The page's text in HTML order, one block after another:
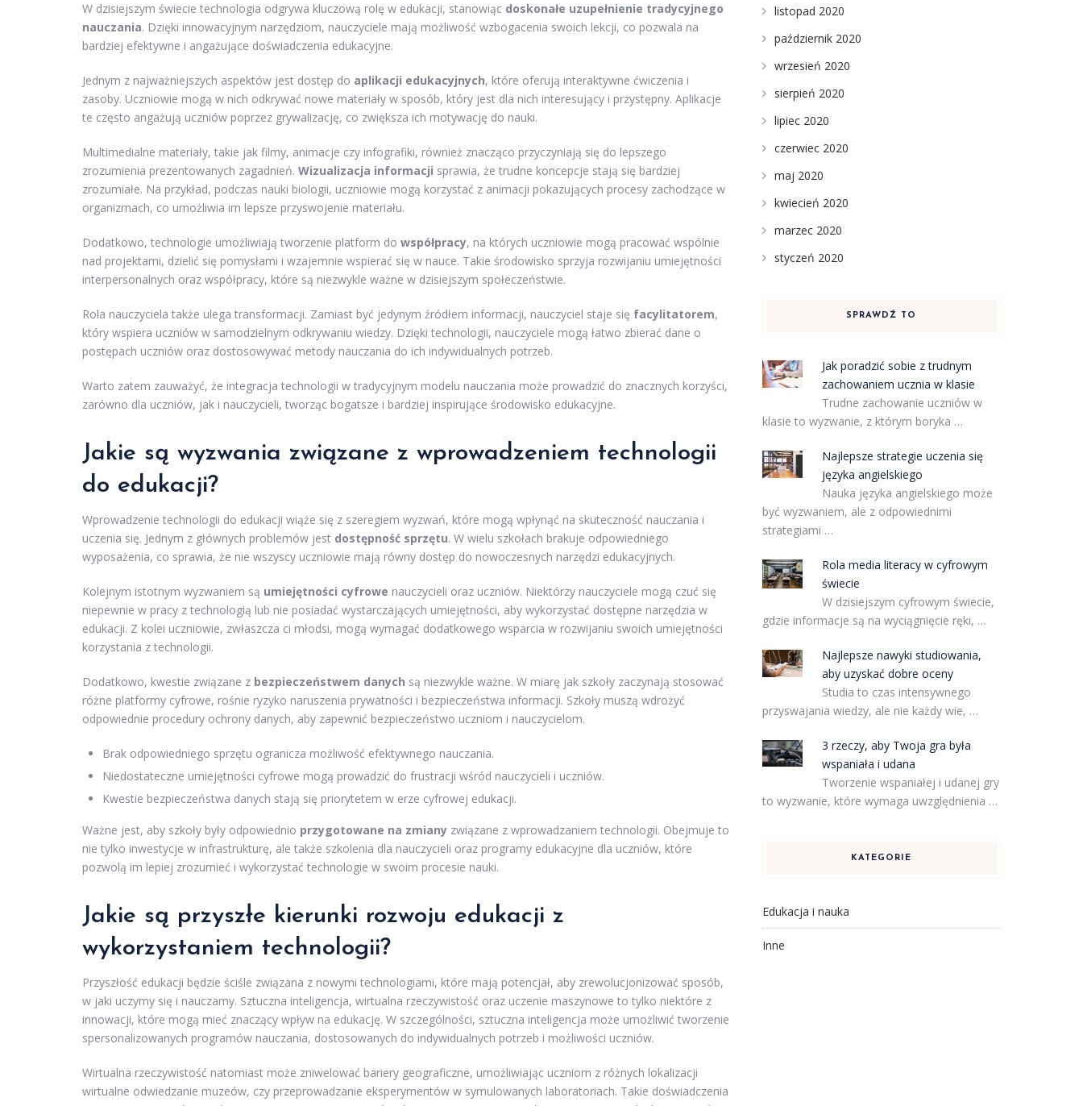
W dzisiejszym świecie technologia odgrywa kluczową rolę w edukacji, stanowiąc doskonałe uzupełnienie tradycyjnego
nauczania. Dzięki innowacyjnym narzędziom, nauczyciele mają możliwość wzbogacenia swoich lekcji, co pozwala na
bardziej efektywne i angażujące doświadczenia edukacyjne.
Jednym z najważniejszych aspektów jest dostęp do aplikacji edukacyjnych, które oferują interaktywne ćwiczenia i
zasoby. Uczniowie mogą w nich odkrywać nowe materiały w sposób, który jest dla nich interesujący i przystępny. Aplikacje
te często angażują uczniów poprzez grywalizację, co zwiększa ich motywację do nauki.
Multimedialne materiały, takie jak filmy, animacje czy infografiki, również znacząco przyczyniają się do lepszego
zrozumienia prezentowanych zagadnień. Wizualizacja informacji sprawia, że trudne koncepcje stają się bardziej
zrozumiałe. Na przykład, podczas nauki biologii, uczniowie mogą korzystać z animacji pokazujących procesy zachodzące w
organizmach, co umożliwia im lepsze przyswojenie materiału.
Dodatkowo, technologie umożliwiają tworzenie platform do współpracy, na których uczniowie mogą pracować wspólnie
nad projektami, dzielić się pomysłami i wzajemnie wspierać się w nauce. Takie środowisko sprzyja rozwijaniu umiejętności
interpersonalnych oraz współpracy, które są niezwykle ważne w dzisiejszym społeczeństwie.
Rola nauczyciela także ulega transformacji. Zamiast być jedynym źródłem informacji, nauczyciel staje się facylitatorem,
który wspiera uczniów w samodzielnym odkrywaniu wiedzy. Dzięki technologii, nauczyciele mogą łatwo zbierać dane o
postępach uczniów oraz dostosowywać metody nauczania do ich indywidualnych potrzeb.
Warto zatem zauważyć, że integracja technologii w tradycyjnym modelu nauczania może prowadzić do znacznych korzyści,
zarówno dla uczniów, jak i nauczycieli, tworząc bogatsze i bardziej inspirujące środowisko edukacyjne.
Jakie są wyzwania związane z wprowadzeniem technologii
do edukacji?
Wprowadzenie technologii do edukacji wiąże się z szeregiem wyzwań, które mogą wpłynąć na skuteczność nauczania i
uczenia się. Jednym z głównych problemów jest dostępność sprzętu. W wielu szkołach brakuje odpowiedniego
wyposażenia, co sprawia, że nie wszyscy uczniowie mają równy dostęp do nowoczesnych narzędzi edukacyjnych.
Kolejnym istotnym wyzwaniem są umiejętności cyfrowe nauczycieli oraz uczniów. Niektórzy nauczyciele mogą czuć się
niepewnie w pracy z technologią lub nie posiadać wystarczających umiejętności, aby wykorzystać dostępne narzędzia w
edukacji. Z kolei uczniowie, zwłaszcza ci młodsi, mogą wymagać dodatkowego wsparcia w rozwijaniu swoich umiejętności
korzystania z technologii.
Dodatkowo, kwestie związane z bezpieczeństwem danych są niezwykle ważne. W miarę jak szkoły zaczynają stosować
różne platformy cyfrowe, rośnie ryzyko naruszenia prywatności i bezpieczeństwa informacji. Szkoły muszą wdrożyć
odpowiednie procedury ochrony danych, aby zapewnić bezpieczeństwo uczniom i nauczycielom.
Brak odpowiedniego sprzętu ogranicza możliwość efektywnego nauczania.
Niedostateczne umiejętności cyfrowe mogą prowadzić do frustracji wśród nauczycieli i uczniów.
Kwestie bezpieczeństwa danych stają się priorytetem w erze cyfrowej edukacji.
Ważne jest, aby szkoły były odpowiednio przygotowane na zmiany związane z wprowadzaniem technologii. Obejmuje to
nie tylko inwestycje w infrastrukturę, ale także szkolenia dla nauczycieli oraz programy edukacyjne dla uczniów, które
pozwolą im lepiej zrozumieć i wykorzystać technologie w swoim procesie nauki.
Jakie są przyszłe kierunki rozwoju edukacji z
wykorzystaniem technologii?
Przyszłość edukacji będzie ściśle związana z nowymi technologiami, które mają potencjał, aby zrewolucjonizować sposób,
w jaki uczymy się i nauczamy. Sztuczna inteligencja, wirtualna rzeczywistość oraz uczenie maszynowe to tylko niektóre z
innowacji, które mogą mieć znaczący wpływ na edukację. W szczególności, sztuczna inteligencja może umożliwić tworzenie
spersonalizowanych programów nauczania, dostosowanych do indywidualnych potrzeb i możliwości uczniów.
Wirtualna rzeczywistość natomiast może zniwelować bariery geograficzne, umożliwiając uczniom z różnych lokalizacji
wirtualne odwiedzanie muzeów, czy przeprowadzanie eksperymentów w symulowanych laboratoriach. Takie doświadczenia
listopad 2020
październik 2020
wrzesień 2020
sierpień 2020
lipiec 2020
czerwiec 2020
maj 2020
kwiecień 2020
marzec 2020
styczeń 2020
SPRAWDŹ TO
Jak poradzić sobie z trudnym
zachowaniem ucznia w klasie
Trudne zachowanie uczniów w
klasie to wyzwanie, z którym boryka …
Najlepsze strategie uczenia się
języka angielskiego
Nauka języka angielskiego może
być wyzwaniem, ale z odpowiednimi
strategiami …
Rola media literacy w cyfrowym
świecie
W dzisiejszym cyfrowym świecie,
gdzie informacje są na wyciągnięcie ręki, …
Najlepsze nawyki studiowania,
aby uzyskać dobre oceny
Studia to czas intensywnego
przyswajania wiedzy, ale nie każdy wie, …
3 rzeczy, aby Twoja gra była
wspaniała i udana
Tworzenie wspaniałej i udanej gry
to wyzwanie, które wymaga uwzględnienia …
KATEGORIE
Edukacja i nauka
Inne